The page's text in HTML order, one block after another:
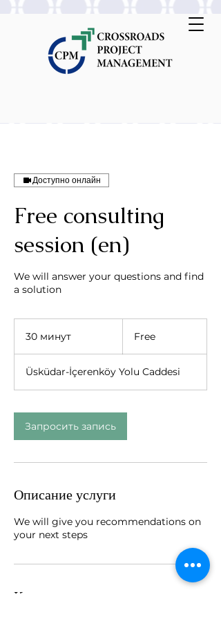
Доступно онлайн
Free consulting
session (en)
We will answer your questions and find
a solution
30 минут
и
н
т
Free
Üsküdar-İçerenköy Yolu Caddesi
Запросить запись
Описание услуги
We will give you recommendations on
your next steps
Контакты